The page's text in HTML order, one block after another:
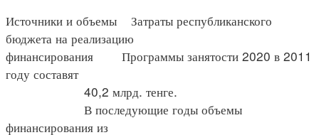
Источники и объемы Затраты республиканского
бюджета на реализацию
финансирования Программы занятости 2020 в 2011
году составят
40,2 млрд. тенге.
В последующие годы объемы
финансирования из